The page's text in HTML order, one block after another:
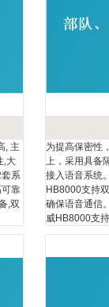
, 主
,大
系
靠
,双
为提高保密性
上，采用具备
接入语音系统
HB8000支持
确保语音通信
威HB8000支